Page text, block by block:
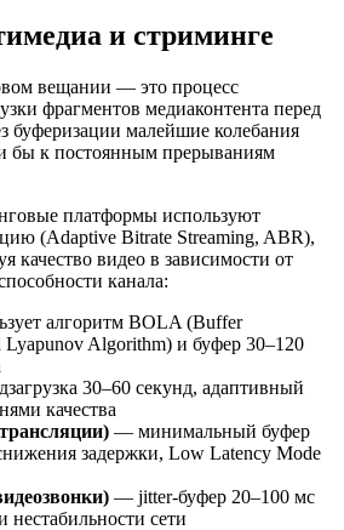
и стриминге
вещании — это процесс
фрагментов медиаконтента перед
буферизации малейшие колебания
бы к постоянным прерываниям
платформы используют
(Adaptive Bitrate Streaming, ABR),
качество видео в зависимости от
канала:
алгоритм BOLA (Buffer
Lyapunov Algorithm) и буфер 30–120
30–60 секунд, адаптивный
качества
— минимальный буфер
задержки, Low Latency Mode
— jitter-буфер 20–100 мс
нестабильности сети